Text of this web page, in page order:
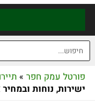
פורטל עמק חפר »
ישירות, נוחות